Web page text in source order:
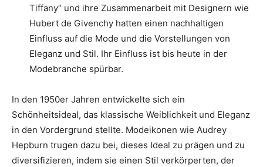
Tiffany“ und ihre Zusammenarbeit mit Designern wie
Hubert de Givenchy hatten einen nachhaltigen
Einfluss auf die Mode und die Vorstellungen von
Eleganz und Stil. Ihr Einfluss ist bis heute in der
Modebranche spürbar.
In den 1950er Jahren entwickelte sich ein
Schönheitsideal, das klassische Weiblichkeit und Eleganz
in den Vordergrund stellte. Modeikonen wie Audrey
Hepburn trugen dazu bei, dieses Ideal zu prägen und zu
diversifizieren, indem sie einen Stil verkörperten, der